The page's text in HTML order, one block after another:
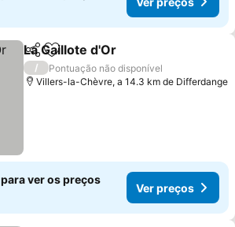
PartilharAdicionar aos favoritos
La Gaillote d'Or
/
Pontuação não disponível
Villers-la-Chèvre, a 14.3 km de Differdange
ver os preços
Ver preços